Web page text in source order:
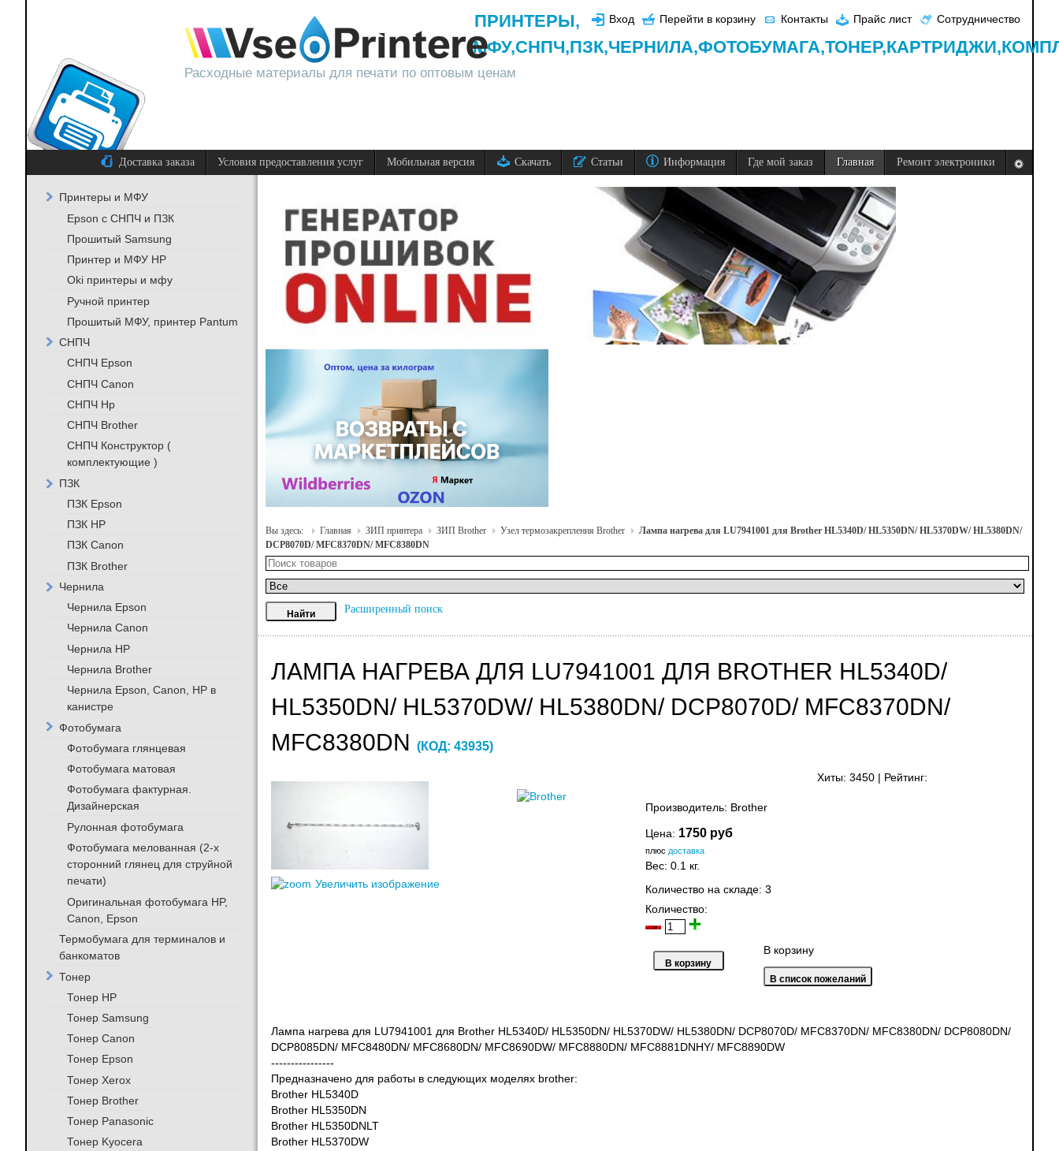
Расходные материалы для печати по оптовым ценам
Вход Перейти в корзину Контакты Прайс лист Сотрудничество
ПРИНТЕРЫ,
МФУ,СНПЧ,ПЗК,ЧЕРНИЛА,ФОТОБУМАГА,ТОНЕР,КАРТРИДЖИ,
Доставка заказа Условия предоставления услуг Мобильная версия Скачать Статьи Информация Где мой заказ Главная Ремонт электроники
Вы здесь: Главная ЗИП принтера ЗИП Brother Узел термозакрепления Brother
Лампа нагрева для LU7941001 для Brother HL5340D/ HL5350DN/ HL5370DW/ HL5380DN/
DCP8070D/ MFC8370DN/ MFC8380DN
Расширенный поиск
ЛАМПА НАГРЕВА ДЛЯ LU7941001 ДЛЯ BROTHER HL5340D/
HL5350DN/ HL5370DW/ HL5380DN/ DCP8070D/ MFC8370DN/
MFC8380DN (КОД: 43935)
Хиты: 3450 Рейтинг:
Увеличить изображение
Производитель: Brother
Цена: 1750 руб
плюс доставка
Вес: 0.1 кг.
Количество на складе: 3
Количество:
В корзину
Лампа нагрева для LU7941001 для Brother HL5340D/ HL5350DN/ HL5370DW/ HL5380DN/ DCP8070D/ MFC8370DN/ MFC8380DN/ DCP8080DN/
DCP8085DN/ MFC8480DN/ MFC8680DN/ MFC8690DW/ MFC8880DN/ MFC8881DNHY/ MFC8890DW
----------------
Предназначено для работы в следующих моделях brother:
Brother HL5340D
Brother HL5350DN
Brother HL5350DNLT
Brother HL5370DW
Принтеры и МФУ
Epson с СНПЧ и ПЗК
Прошитый Samsung
Принтер и МФУ HP
Oki принтеры и мфу
Ручной принтер
Прошитый МФУ, принтер Pantum
СНПЧ
СНПЧ Epson
СНПЧ Canon
СНПЧ Hp
СНПЧ Brother
СНПЧ Конструктор (
комплектующие )
ПЗК
ПЗК Epson
ПЗК HP
ПЗК Canon
ПЗК Brother
Чернила
Чернила Epson
Чернила Canon
Чернила HP
Чернила Brother
Чернила Epson, Canon, HP в
канистре
Фотобумага
Фотобумага глянцевая
Фотобумага матовая
Фотобумага фактурная.
Дизайнерская
Рулонная фотобумага
Фотобумага мелованная (2-х
сторонний глянец для струйной
печати)
Оригинальная фотобумага HP,
Canon, Epson
Термобумага для терминалов и
банкоматов
Тонер
Тонер HP
Тонер Samsung
Тонер Canon
Тонер Epson
Тонер Xerox
Тонер Brother
Тонер Panasonic
Тонер Kyocera